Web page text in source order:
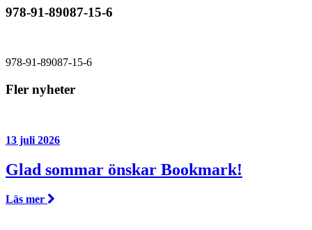
978-91-89087-15-6
978-91-89087-15-6
Fler nyheter
13 juli 2026
Glad sommar önskar Bookmark!
Läs mer